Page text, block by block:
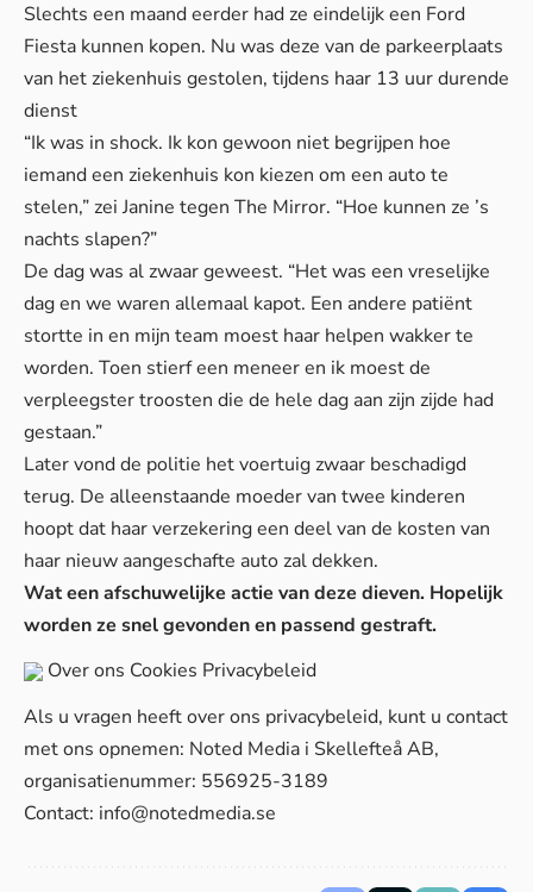
Slechts een maand eerder had ze eindelijk een Ford
Fiesta kunnen kopen. Nu was deze van de parkeerplaats
van het ziekenhuis gestolen, tijdens haar 13 uur durende
dienst
“Ik was in shock. Ik kon gewoon niet begrijpen hoe
iemand een ziekenhuis kon kiezen om een auto te
stelen,” zei Janine tegen The Mirror. “Hoe kunnen ze ’s
nachts slapen?”
De dag was al zwaar geweest. “Het was een vreselijke
dag en we waren allemaal kapot. Een andere patiënt
stortte in en mijn team moest haar helpen wakker te
worden. Toen stierf een meneer en ik moest de
verpleegster troosten die de hele dag aan zijn zijde had
gestaan.”
Later vond de politie het voertuig zwaar beschadigd
terug. De alleenstaande moeder van twee kinderen
hoopt dat haar verzekering een deel van de kosten van
haar nieuw aangeschafte auto zal dekken.
Wat een afschuwelijke actie van deze dieven. Hopelijk
worden ze snel gevonden en passend gestraft.
Over ons Cookies Privacybeleid
Als u vragen heeft over ons privacybeleid, kunt u contact
met ons opnemen: Noted Media i Skellefteå AB,
organisatienummer: 556925-3189
Contact: info@notedmedia.se